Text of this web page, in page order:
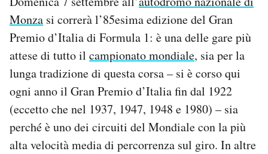
SHOP
CALENDARIO
AREA PERSONALE
Area Personale
Newsletter
Notifiche mobile
Monza si correrà l’85esima edizione del Gran
Premio d’Italia di Formula 1: è una delle gare più
attese di tutto il campionato mondiale, sia per la
lunga tradizione di questa corsa – si è corso qui
ogni anno il Gran Premio d’Italia fin dal 1922
(eccetto che nel 1937, 1947, 1948 e 1980) – sia
perché è uno dei circuiti del Mondiale con la più
alta velocità media di percorrenza sul giro. In altre